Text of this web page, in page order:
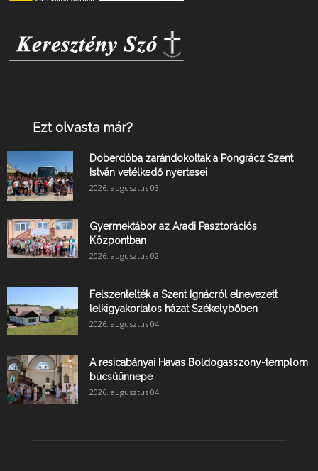
Ezt olvasta már?
Doberdóba zarándokoltak a Pongrácz Szent
István vetélkedő nyertesei
2026. augusztus 03.
Gyermektábor az Aradi Pasztorációs
Központban
2026. augusztus 02.
Felszentelték a Szent Ignácról elnevezett
lelkigyakorlatos házat Székelybőben
2026. augusztus 04.
A resicabányai Havas Boldogasszony-templom
búcsúünnepe
2026. augusztus 04.